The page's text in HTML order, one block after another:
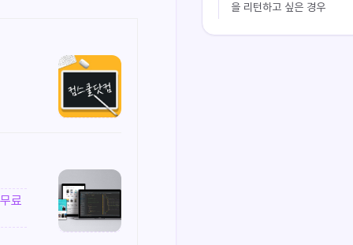
을 리턴하고 싶은 경우
료